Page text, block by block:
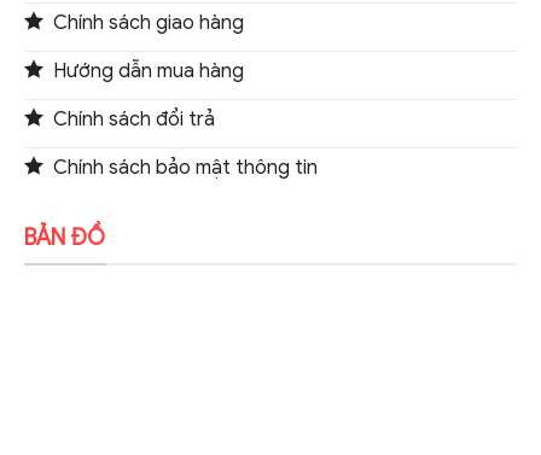
Chính sách giao hàng
Hướng dẫn mua hàng
Chính sách đổi trả
Chính sách bảo mật thông tin
BẢN ĐỒ